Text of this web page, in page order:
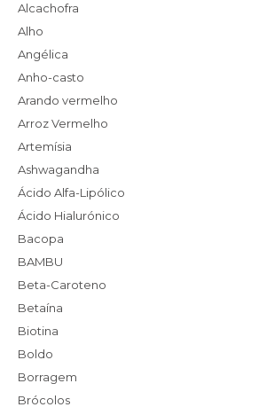
Alcachofra
Alho
Angélica
Anho-casto
Arando vermelho
Arroz Vermelho
Artemísia
Ashwagandha
Ácido Alfa-Lipólico
Ácido Hialurónico
Bacopa
BAMBU
Beta-Caroteno
Betaína
Biotina
Boldo
Borragem
Brócolos